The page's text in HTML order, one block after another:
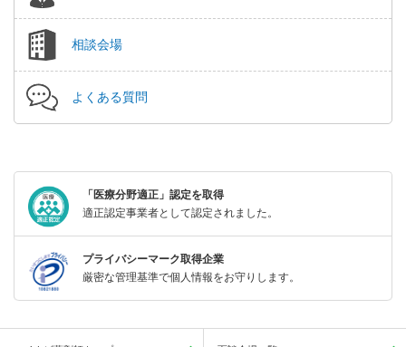
相談会場
よくある質問
「医療分野適正」認定を取得
適正認定事業者として認定されました。
プライバシーマーク取得企業
厳密な管理基準で個人情報をお守りします。